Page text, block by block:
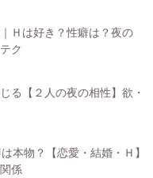
Ｈは好き？性癖は？夜の
ク
る【２人の夜の相性】欲・
本物？【恋愛・結婚・Ｈ】
係